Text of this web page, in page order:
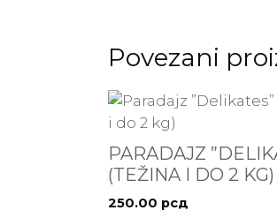
Povezani
PARADAJZ
(TEŽINA I DO 2 KG)
250.00 рсд